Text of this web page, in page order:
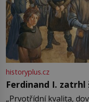
historyplus.cz
Ferdinand I.
„Prvotřídní kvalita,